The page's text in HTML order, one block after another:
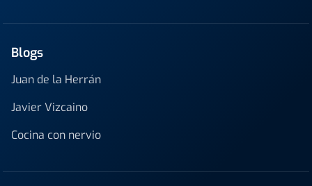
Blogs
Juan de la Herrán
Javier Vizcaino
Cocina con nervio